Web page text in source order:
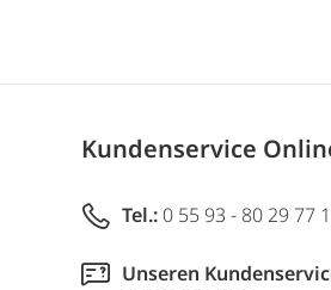
Kundenservice
Tel.: 0 55 93 - 80 29 77
Unseren